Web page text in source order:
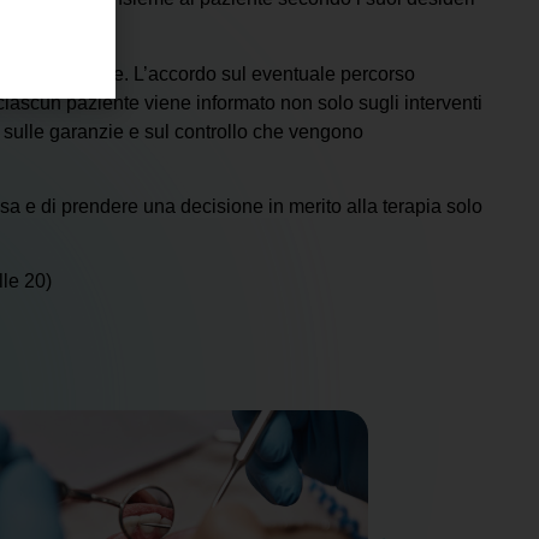
al paziente. L’accordo sul eventuale percorso
paziente viene informato non solo sugli interventi
garanzie e sul controllo che vengono
e di prendere una decisione in merito alla terapia solo
20)